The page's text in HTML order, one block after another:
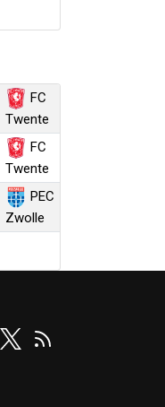
FC
Twente
FC
Twente
PEC
Zwolle